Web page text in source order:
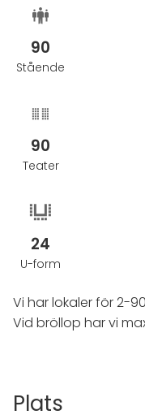
90
Stående
90
Teater
24
U-form
Vi har lokaler för 2-
Vid bröllop har vi
Plats